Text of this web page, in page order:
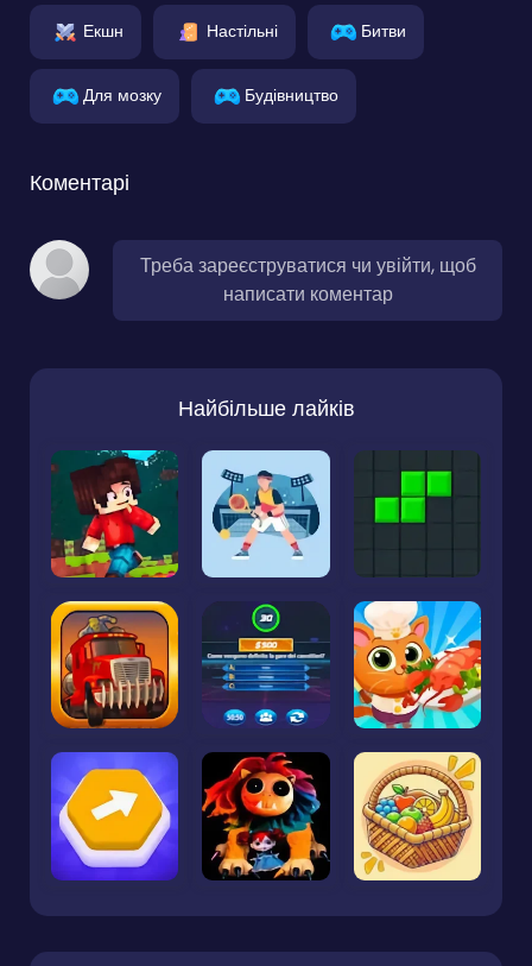
Екшн Настільні Битви
Для мозку Будівництво
Коментарі
Треба зареєструватися чи увійти, щоб
написати коментар
Найбільше лайків